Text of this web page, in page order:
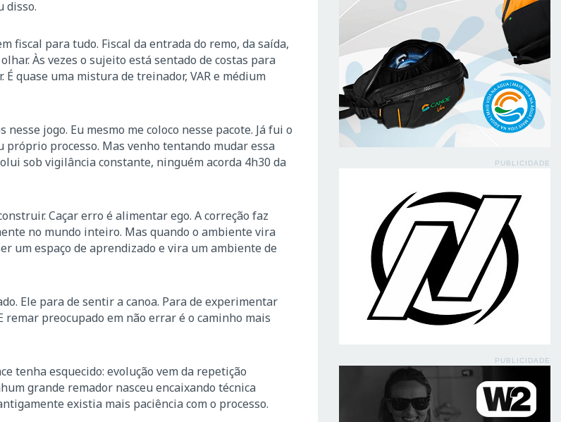
disso.
fiscal para tudo. Fiscal da entrada do remo, da saída,
Às vezes o sujeito está sentado de costas para
quase uma mistura de treinador, VAR e médium
jogo. Eu mesmo me coloco nesse pacote. Já fui o
processo. Mas venho tentando mudar essa
sob vigilância constante, ninguém acorda 4h30 da
Caçar erro é alimentar ego. A correção faz
no mundo inteiro. Mas quando o ambiente vira
um espaço de aprendizado e vira um ambiente de
Ele para de sentir a canoa. Para de experimentar
remar preocupado em não errar é o caminho mais
tenha esquecido: evolução vem da repetição
grande remador nasceu encaixando técnica
existia mais paciência com o processo.
PUBLICIDADE
PUBLICIDADE